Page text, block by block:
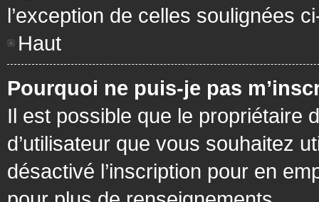
l’exception de celles soulignées
Haut
Pourquoi ne puis-je pas
Il est possible que le propriétaire
d’utilisateur que vous souhaitez
désactivé l’inscription pour en